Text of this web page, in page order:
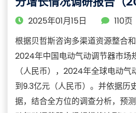
2025年01月15日
110页
根据贝哲斯咨询多渠道资源整合和
2024年中国电动气动调节器市场
（人民币），2024年全球电动
到9.3亿元（人民币）。并依据历
据，结合全方位的调查分析，预